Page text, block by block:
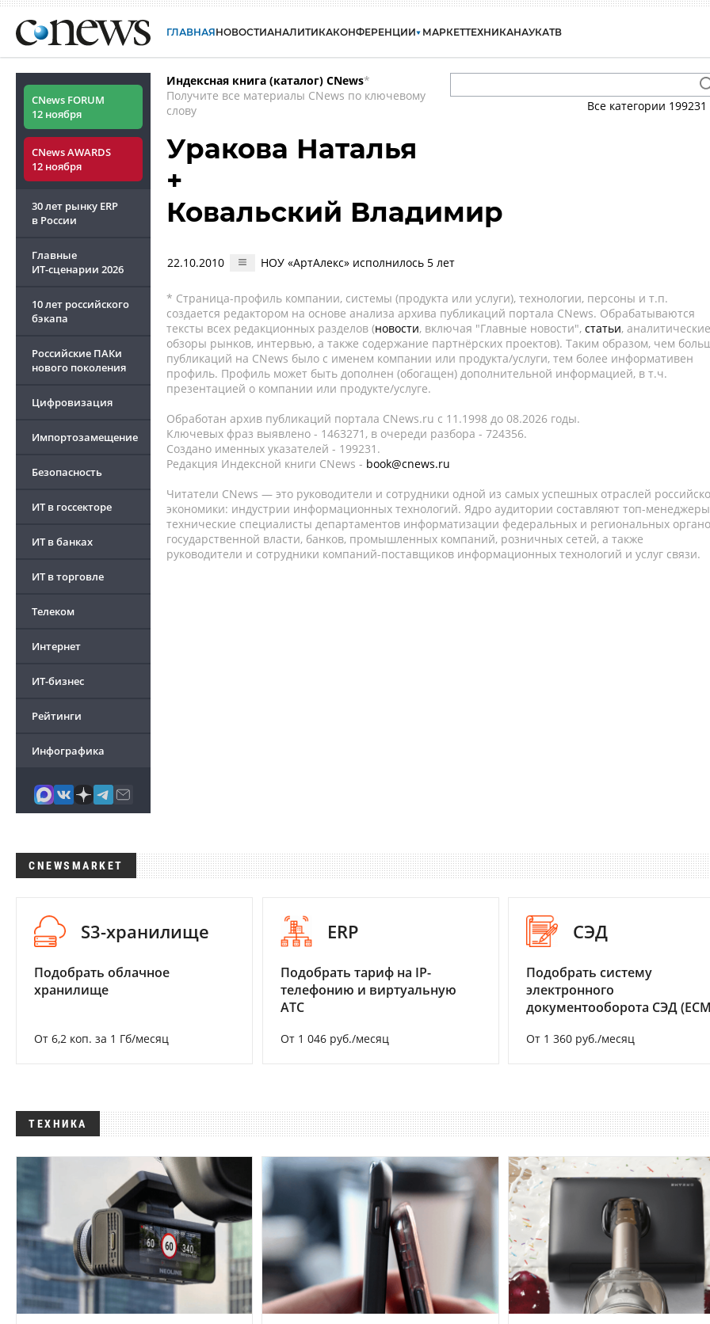
ГЛАВНАЯНОВОСТИАНАЛИТИКАКОНФЕРЕНЦИИ МАРКЕТТЕХНИКАНАУКАТВ
CNews FORUM
12 ноября
CNews AWARDS
12 ноября
30 лет рынку ERP
в России
Главные
ИТ-сценарии 2026
10 лет российского
бэкапа
Российские ПАКи
нового поколения
Цифровизация
Импортозамещение
Безопасность
ИТ в госсекторе
ИТ в банках
ИТ в торговле
Телеком
Интернет
ИТ-бизнес
Рейтинги
Инфографика
Индексная книга (каталог) CNews*
Получите все материалы CNews по ключевому
слову
Все категории 199231
Уракова Наталья
+
Ковальский Владимир
22.10.2010 НОУ «АртАлекс» исполнилось 5 лет
* Страница-профиль компании, системы (продукта или услуги), технологии, персоны и т.п.
создается редактором на основе анализа архива публикаций портала CNews. Обрабатываются
тексты всех редакционных разделов (новости, включая "Главные новости", статьи, аналитические
обзоры рынков, интервью, а также содержание партнёрских проектов). Таким образом, чем
публикаций на CNews было с именем компании или продукта/услуги, тем более информативен
профиль. Профиль может быть дополнен (обогащен) дополнительной информацией, в т.ч.
презентацией о компании или продукте/услуге.
Обработан архив публикаций портала CNews.ru c 11.1998 до 08.2026 годы.
Ключевых фраз выявлено - 1463271, в очереди разбора - 724356.
Создано именных указателей - 199231.
Редакция Индексной книги CNews - book@cnews.ru
Читатели CNews — это руководители и сотрудники одной из самых успешных отраслей
экономики: индустрии информационных технологий. Ядро аудитории составляют топ-
технические специалисты департаментов информатизации федеральных и региональных
государственной власти, банков, промышленных компаний, розничных сетей, а также
руководители и сотрудники компаний-поставщиков информационных технологий и услуг связи.
CNEWSMARKET
S3-хранилище
Подобрать облачное
хранилище
От 6,2 коп. за 1 Гб/месяц
ERP
Подобрать тариф на IP-
телефонию и виртуальную
АТС
От 1 046 руб./месяц
СЭД
Подобрать систему
электронного
документооборота СЭД
От 1 360 руб./месяц
ТЕХНИКА